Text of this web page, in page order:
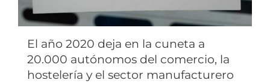
El año 2020 deja en la cuneta a
20.000 autónomos del comercio, la
hostelería y el sector manufacturero